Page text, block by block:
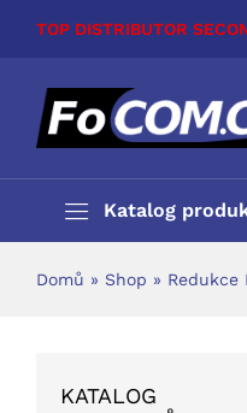
TOP DISTRIBUTOR
Katalog
Domů » Shop » Redukce
KATALOG
Popis